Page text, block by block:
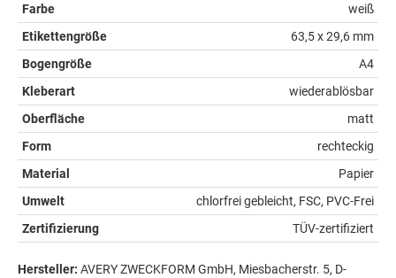
Farbe
weiß
Etikettengröße
63,5 x 29,6 mm
Bogengröße
A4
Kleberart
wiederablösbar
Oberfläche
matt
Form
rechteckig
Material
Papier
Umwelt
chlorfrei gebleicht, FSC, PVC-Frei
Zertifizierung
TÜV-zertifiziert
Hersteller: AVERY ZWECKFORM GmbH, Miesbacherstr. 5, D-